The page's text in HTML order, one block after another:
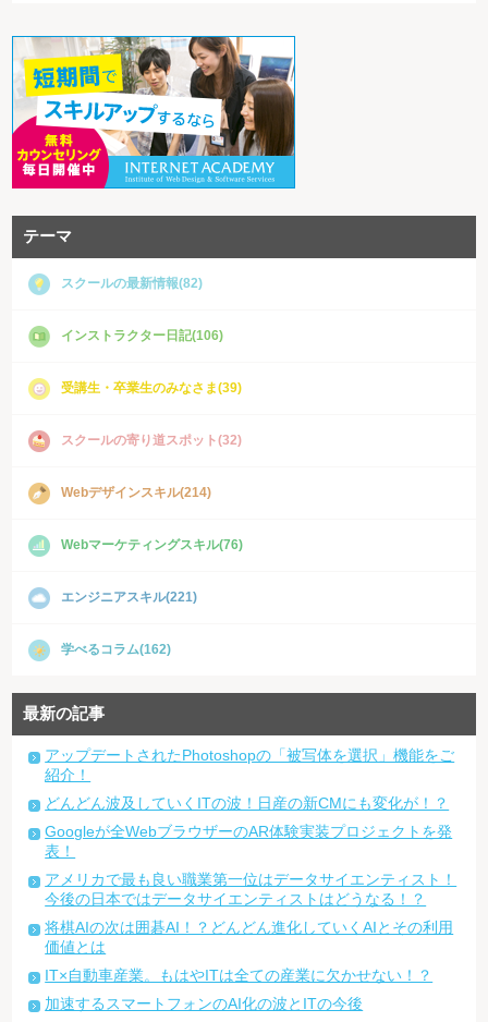
テーマ
スクールの最新情報(82)
インストラクター日記(106)
受講生・卒業生のみなさま(39)
スクールの寄り道スポット(32)
Webデザインスキル(214)
Webマーケティングスキル(76)
エンジニアスキル(221)
学べるコラム(162)
最新の記事
アップデートされたPhotoshopの「被写体を選択」機能をご
紹介！
どんどん波及していくITの波！日産の新CMにも変化が！？
Googleが全WebブラウザーのAR体験実装プロジェクトを発
表！
アメリカで最も良い職業第一位はデータサイエンティスト！
今後の日本ではデータサイエンティストはどうなる！？
将棋AIの次は囲碁AI！？どんどん進化していくAIとその利用
価値とは
IT×自動車産業。もはやITは全ての産業に欠かせない！？
加速するスマートフォンのAI化の波とITの今後